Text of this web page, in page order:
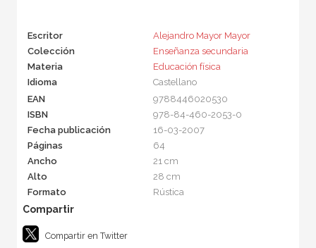
Escritor
Alejandro Mayor Mayor
Colección
Enseñanza secundaria
Materia
Educación física
Idioma
Castellano
EAN
9788446020530
ISBN
978-84-460-2053-0
Fecha publicación
16-03-2007
Páginas
64
Ancho
21 cm
Alto
28 cm
Formato
Rústica
Compartir en Twitter